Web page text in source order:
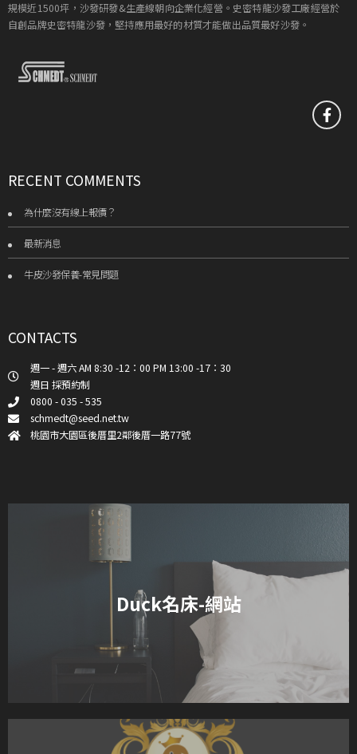
規模近1500坪，沙發研發&生產線朝向企業化經營。史密特龍沙發工廠經營於
自創品牌史密特龍沙發，堅持應用最好的材質才能做出品質最好沙發。
RECENT COMMENTS
為什麼沒有線上報價？
最新消息
牛皮沙發保養-常見問題
CONTACTS
週一 - 週六 AM 8:30 -12：00 PM 13:00 -17：30
週日 採預約制
0800 - 035 - 535
schmedt@seed.net.tw
桃園市大園區後厝里2鄰後厝一路77號
Duck名床-網站